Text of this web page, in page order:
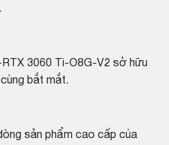
3060 Ti-O8G-V2 sở hữu
bắt mắt.
sản phẩm cao cấp của